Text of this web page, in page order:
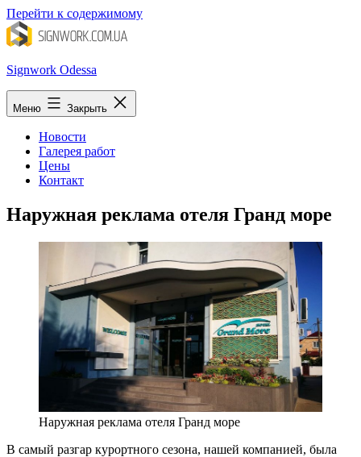
Перейти к содержимому
Signwork Odessa
Меню Закрыть
Новости
Галерея работ
Цены
Контакт
Наружная реклама отеля Гранд море
Наружная реклама отеля Гранд море
В самый разгар курортного сезона, нашей компанией, была